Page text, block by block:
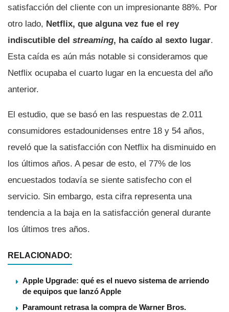
satisfacción del cliente con un impresionante 88%. Por
otro lado, Netflix, que alguna vez fue el rey
indiscutible del streaming, ha caído al sexto lugar.
Esta caída es aún más notable si consideramos que
Netflix ocupaba el cuarto lugar en la encuesta del año
anterior.
El estudio, que se basó en las respuestas de 2.011
consumidores estadounidenses entre 18 y 54 años,
reveló que la satisfacción con Netflix ha disminuido en
los últimos años. A pesar de esto, el 77% de los
encuestados todavía se siente satisfecho con el
servicio. Sin embargo, esta cifra representa una
tendencia a la baja en la satisfacción general durante
los últimos tres años.
RELACIONADO:
Apple Upgrade: qué es el nuevo sistema de arriendo
de equipos que lanzó Apple
Paramount retrasa la compra de Warner Bros.